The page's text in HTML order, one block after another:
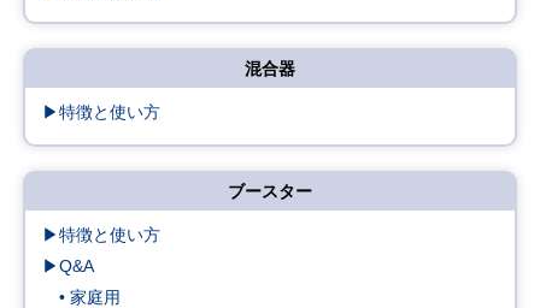
混合器
▶特徴と使い方
ブースター
▶特徴と使い方
▶Q&A
• 家庭用